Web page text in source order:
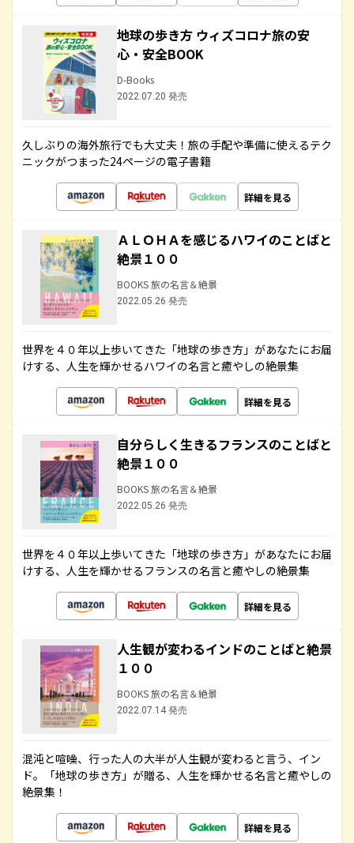
地球の歩き方 ウィズコロナ旅の安
心・安全BOOK
D-Books
2022.07.20 発売
久しぶりの海外旅行でも大丈夫！旅の手配や準備に使えるテク
ニックがつまった24ページの電子書籍
詳細を見る
ＡＬＯＨＡを感じるハワイのことばと
絶景１００
BOOKS 旅の名言＆絶景
2022.05.26 発売
世界を４０年以上歩いてきた「地球の歩き方」があなたにお届
けする、人生を輝かせるハワイの名言と癒やしの絶景集
詳細を見る
自分らしく生きるフランスのことばと
絶景１００
BOOKS 旅の名言＆絶景
2022.05.26 発売
世界を４０年以上歩いてきた「地球の歩き方」があなたにお届
けする、人生を輝かせるフランスの名言と癒やしの絶景集
詳細を見る
人生観が変わるインドのことばと絶景
１００
BOOKS 旅の名言＆絶景
2022.07.14 発売
混沌と喧噪、行った人の大半が人生観が変わると言う、イン
ド。「地球の歩き方」が贈る、人生を輝かせる名言と癒やしの
絶景集！
詳細を見る